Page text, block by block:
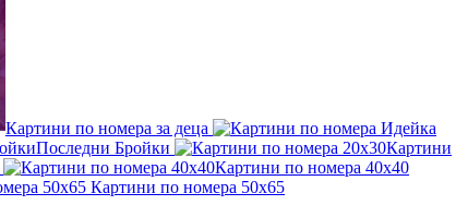
Картини по номера за деца
Последни Бройки
Картини
Картини по номера 40x40
Картини по номера 50x65